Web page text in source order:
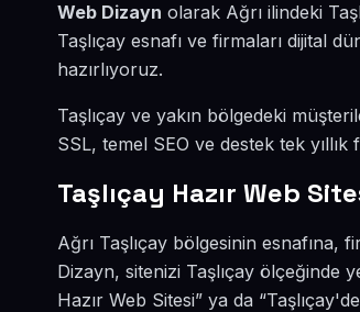
Web Dizayn olarak Ağrı ilindeki
Taşlıçay esnafı ve firmaları dijital
hazırlıyoruz.
Taşlıçay ve yakın bölgedeki
SSL, temel SEO ve destek tek yıllık
Taşlıçay Hazır Web
Ağrı Taşlıçay bölgesinin esnafına,
Dizayn, sitenizi Taşlıçay ölçeğinde
Hazır Web Sitesi” ya da